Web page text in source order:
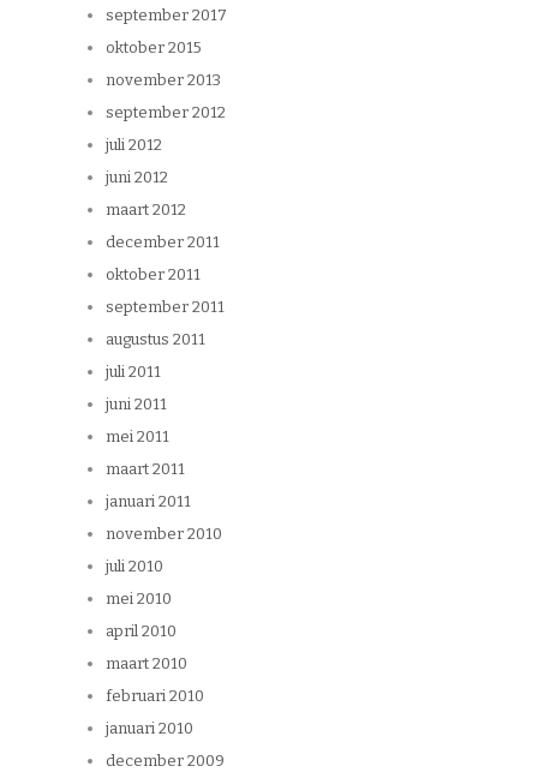
september 2017
oktober 2015
november 2013
september 2012
juli 2012
juni 2012
maart 2012
december 2011
oktober 2011
september 2011
augustus 2011
juli 2011
juni 2011
mei 2011
maart 2011
januari 2011
november 2010
juli 2010
mei 2010
april 2010
maart 2010
februari 2010
januari 2010
december 2009